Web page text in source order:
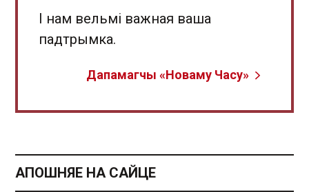
І нам вельмі важная ваша
падтрымка.
Дапамагчы «Новаму Часу»
АПОШНЯЕ НА САЙЦЕ